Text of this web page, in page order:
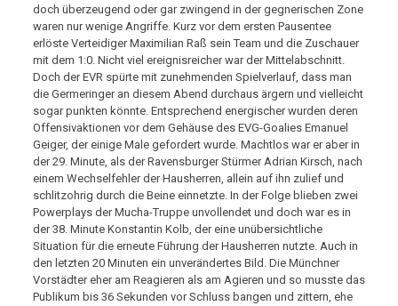
doch überzeugend oder gar zwingend in der gegnerischen Zone
waren nur wenige Angriffe. Kurz vor dem ersten Pausentee
erlöste Verteidiger Maximilian Raß sein Team und die Zuschauer
mit dem 1:0. Nicht viel ereignisreicher war der Mittelabschnitt.
Doch der EVR spürte mit zunehmenden Spielverlauf, dass man
die Germeringer an diesem Abend durchaus ärgern und vielleicht
sogar punkten könnte. Entsprechend energischer wurden deren
Offensivaktionen vor dem Gehäuse des EVG-Goalies Emanuel
Geiger, der einige Male gefordert wurde. Machtlos war er aber in
der 29. Minute, als der Ravensburger Stürmer Adrian Kirsch, nach
einem Wechselfehler der Hausherren, allein auf ihn zulief und
schlitzohrig durch die Beine einnetzte. In der Folge blieben zwei
Powerplays der Mucha-Truppe unvollendet und doch war es in
der 38. Minute Konstantin Kolb, der eine unübersichtliche
Situation für die erneute Führung der Hausherren nutzte. Auch in
den letzten 20 Minuten ein unverändertes Bild. Die Münchner
Vorstädter eher am Reagieren als am Agieren und so musste das
Publikum bis 36 Sekunden vor Schluss bangen und zittern, ehe